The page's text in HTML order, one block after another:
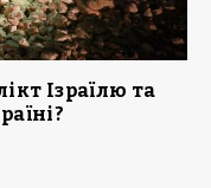
Ізраїлю та